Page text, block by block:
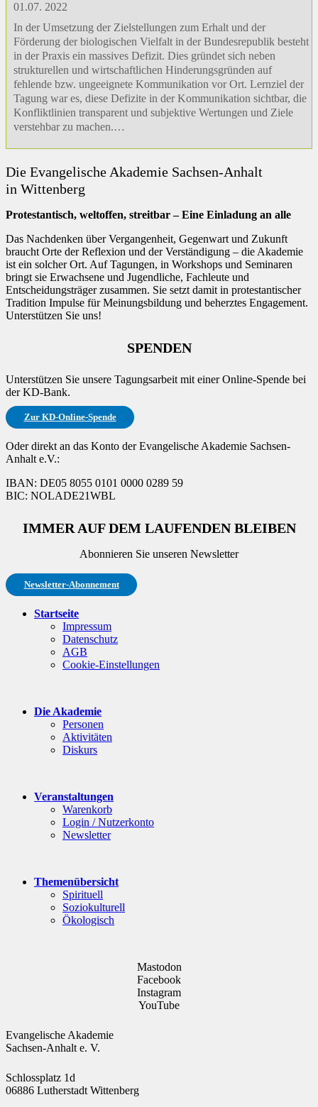
01.07. 2022
In der Umsetzung der Zielstellungen zum Erhalt und der
Förderung der biologischen Vielfalt in der Bundesrepublik besteht
in der Praxis ein massives Defizit. Dies gründet sich neben
strukturellen und wirtschaftlichen Hinderungsgründen auf
fehlende bzw. ungeeignete Kommunikation vor Ort. Lernziel der
Tagung war es, diese Defizite in der Kommunikation sichtbar, die
Konfliktlinien transparent und subjektive Wertungen und Ziele
verstehbar zu machen.…
Die Evangelische Akademie Sachsen-Anhalt
in Wittenberg
Protestantisch, weltoffen, streitbar – Eine Einladung an alle
Das Nachdenken über Vergangenheit, Gegenwart und Zukunft
braucht Orte der Reflexion und der Verständigung – die Akademie
ist ein solcher Ort. Auf Tagungen, in Workshops und Seminaren
bringt sie Erwachsene und Jugendliche, Fachleute und
Entscheidungsträger zusammen. Sie setzt damit in protestantischer
Tradition Impulse für Meinungsbildung und beherztes Engagement.
Unterstützen Sie uns!
SPENDEN
Unterstützen Sie unsere Tagungsarbeit mit einer Online-Spende bei
der KD-Bank.
Zur KD-Online-Spende
Oder direkt an das Konto der Evangelische Akademie Sachsen-
Anhalt e.V.:
IBAN: DE05 8055 0101 0000 0289 59
BIC: NOLADE21WBL
IMMER AUF DEM LAUFENDEN BLEIBEN
Abonnieren Sie unseren Newsletter
Newsletter-Abonnement
Startseite
Impressum
Datenschutz
AGB
Cookie-Einstellungen
Die Akademie
Personen
Aktivitäten
Diskurs
Veranstaltungen
Warenkorb
Login / Nutzerkonto
Newsletter
Themenübersicht
Spirituell
Soziokulturell
Ökologisch
Mastodon
Facebook
Instagram
YouTube
Evangelische Akademie
Sachsen-Anhalt e. V.
Schlossplatz 1d
06886 Lutherstadt Wittenberg